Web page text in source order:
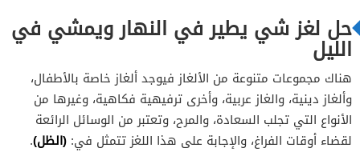
حل لغز شي يطير في النهار ويمشي في
الليل
هناك مجموعات متنوعة من الألغاز فيوجد ألغاز خاصة بالأطفال،
وألغاز دينية، والغاز عربية، وأخرى ترفيهية فكاهية، وغيرها من
الأنواع التي تجلب السعادة، والمرح، وتعتبر من الوسائل الرائعة
لقضاء أوقات الفراغ، والإجابة على هذا اللغز تتمثل في: (الظل).